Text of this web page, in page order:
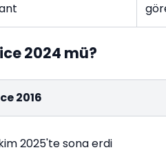
2024 mü?
2016
2025'te sona erdi